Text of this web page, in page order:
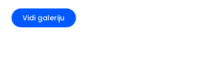
Vidi galeriju